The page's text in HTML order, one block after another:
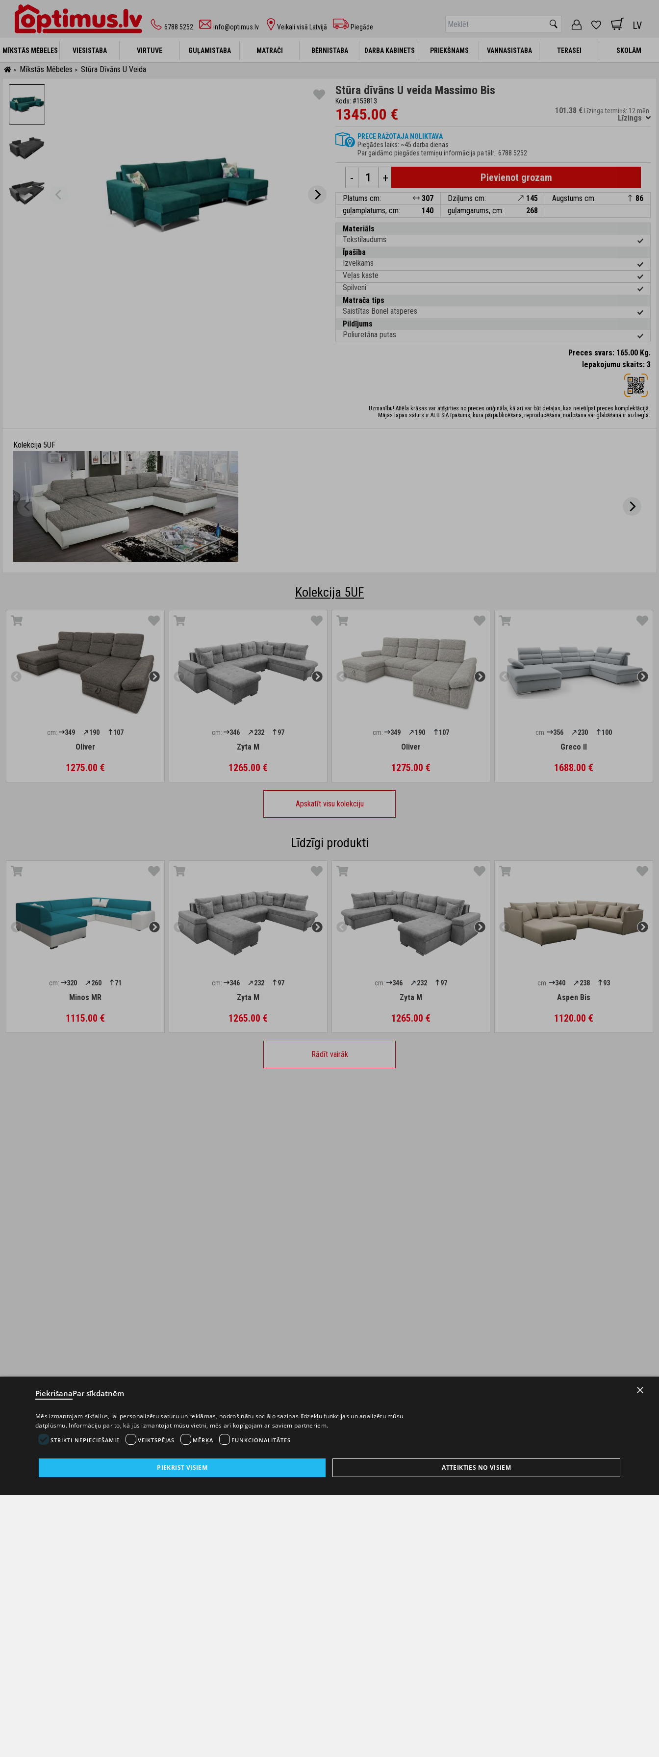
6788 5252 info@optimus.lv Veikali visā Latvijā Piegāde LV
MĪKSTĀS MĒBELES VIESISTABA VIRTUVE GUĻAMISTABA MATRAČI BĒRNISTABA DARBA KABINETS PRIEKŠNAMS VANNASISTABA TERASEI SKOLĀM
MĪKSTĀS MĒBELES VIESISTABA VIRTUVE GUĻAMISTABA MATRAČI BĒRNISTABA DARBA KABINETS PRIEKŠNAMS VANNASISTABA TERASEI SKOLĀM
> Mīkstās Mēbeles > Stūra Dīvāns U Veida
Stūra dīvāns U veida Massimo Bis
Kods: #153813
1345.00 € 101.38 € Līzinga termiņš: 12 mēn.
Līzings
PRECE RAŽOTĀJA NOLIKTAVĀ
Piegādes laiks: ~45 darba dienas
Par gaidāmo piegādes termiņu informācija pa tālr.: 6788 5252
- + Pievienot grozam
Platums cm: 307 Dziļums cm: 145 Augstums cm:
86
guļamplatums, cm:
140 guļamgarums, cm:
268
Materiāls
Tekstilaudums
Īpašība
Izvelkams
Veļas kaste
Spilveni
Matrača tips
Saistītas Bonel atsperes
Pildījums
Poliuretāna putas
Preces svars: 165.00 Kg.
Iepakojumu skaits: 3
Uzmanību! Attēla krāsas var atšķirties no preces oriģināla, kā arī var būt detaļas, kas neietilpst preces komplektācijā.
Mājas lapas saturs ir ALB SIA īpašums, kura pārpublicēšana, reproducēšana, nodošana vai glabāšana ir aizliegta.
Kolekcija 5UF
Kolekcija 5UF
cm: 349 190 107
Oliver
1275.00 €
cm: 346 232 97
Zyta M
1265.00 €
cm: 349 190 107
Oliver
1275.00 €
cm: 356 230 100
Greco II
1688.00 €
Apskatīt visu kolekciju
Līdzīgi produkti
cm: 320 260 71
Minos MR
1115.00 €
cm: 346 232 97
Zyta M
1265.00 €
cm: 346 232 97
Zyta M
1265.00 €
cm: 340 238 93
Aspen Bis
1120.00 €
Rādīt vairāk
×
PiekrišanaPar sīkdatnēm
Mēs izmantojam sīkfailus, lai personalizētu saturu un reklāmas, nodrošinātu sociālo saziņas līdzekļu funkcijas un analizētu mūsu
datplūsmu. Informāciju par to, kā jūs izmantojat mūsu vietni, mēs arī kopīgojam ar saviem partneriem.
STRIKTI NEPIECIEŠAMIE VEIKTSPĒJAS MĒRĶA FUNKCIONALITĀTES
PIEKRIST VISIEM ATTEIKTIES NO VISIEM